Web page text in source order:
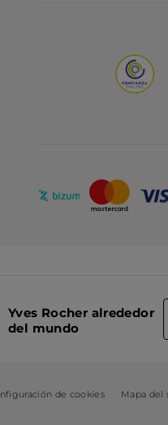
Yves Rocher alrededor
del mundo
de cookies Mapa del